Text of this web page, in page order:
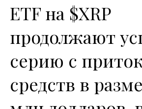
ETF на $XRP
продолжают
серию с
средств в